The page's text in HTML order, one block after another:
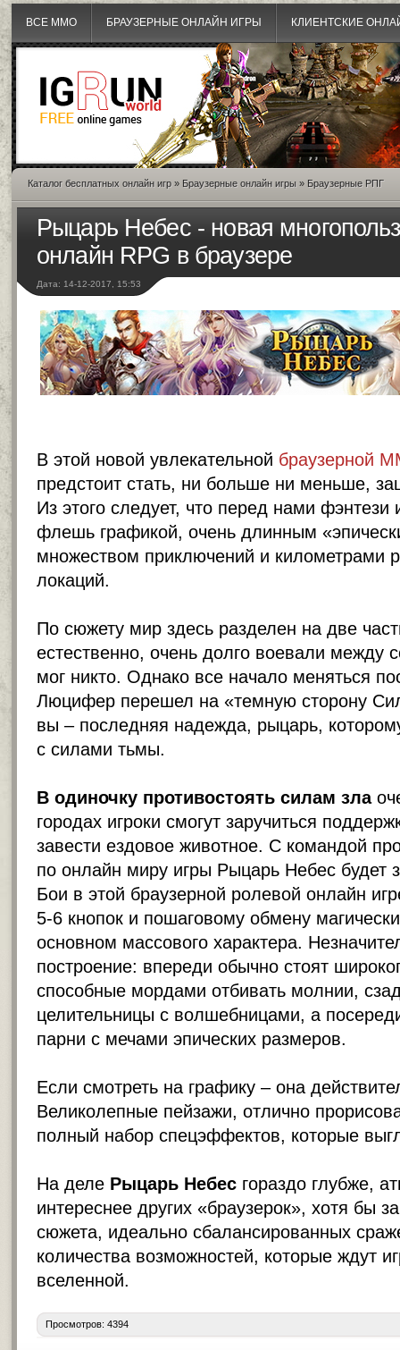
ВСЕ MMO БРАУЗЕРНЫЕ ОНЛАЙН ИГРЫ КЛИЕНТСКИЕ
Каталог бесплатных онлайн игр » Браузерные онлайн игры » Браузерные РПГ
Рыцарь Небес - новая
онлайн RPG в браузере
Дата: 14-12-2017, 15:53
В этой новой увлекательной браузерной
предстоит стать, ни больше ни меньше,
Из этого следует, что перед нами фэнтези
флешь графикой, очень длинным
множеством приключений и километрами
локаций.
По сюжету мир здесь разделен на две
естественно, очень долго воевали между
мог никто. Однако все начало меняться
Люцифер перешел на «темную сторону
вы – последняя надежда, рыцарь,
с силами тьмы.
В одиночку противостоять силам зла
городах игроки смогут заручиться
завести ездовое животное. С командой
по онлайн миру игры Рыцарь Небес будет
Бои в этой браузерной ролевой онлайн
5-6 кнопок и пошаговому обмену
основном массового характера.
построение: впереди обычно стоят
способные мордами отбивать молнии,
целительницы с волшебницами, а
парни с мечами эпических размеров.
Если смотреть на графику – она
Великолепные пейзажи, отлично
полный набор спецэффектов, которые
На деле Рыцарь Небес гораздо глубже,
интереснее других «браузерок», хотя бы
сюжета, идеально сбалансированных
количества возможностей, которые ждут
вселенной.
Просмотров: 4394